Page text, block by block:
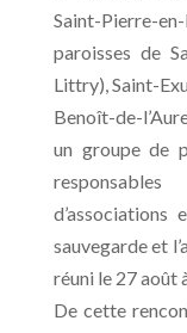
Saint-Pierre-
paroisses de
Littry), Saint-
Benoît-de-
un groupe de
responsables
sauvegarde et
réuni le 27 août
De cette